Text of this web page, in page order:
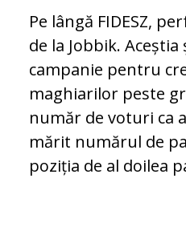
Pe lângă FIDESZ,
de la Jobbik.
campanie pentru
maghiarilor peste
număr de voturi ca
mărit numărul de
poziția de al doilea